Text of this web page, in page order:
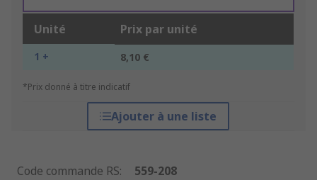
Unité Prix par unité
1 + 8,10 €
*Prix donné à titre indicatif
Ajouter à une liste
Code commande RS:
559-208